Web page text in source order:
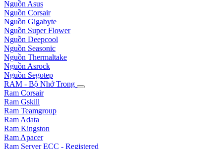
Nguồn Asus
Nguồn Corsair
Nguồn Gigabyte
Nguồn Super Flower
Nguồn Deepcool
Nguồn Seasonic
Nguồn Thermaltake
Nguồn Asrock
Nguồn Segotep
RAM - Bộ Nhớ Trong
Ram Corsair
Ram Gskill
Ram Teamgroup
Ram Adata
Ram Kingston
Ram Apacer
Ram Server ECC - Registered